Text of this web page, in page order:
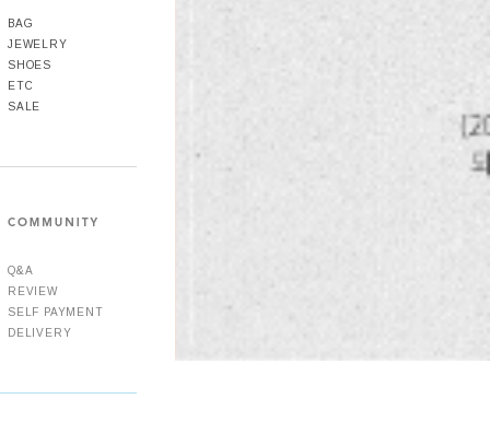
BAG
JEWELRY
SHOES
ETC
SALE
Q&A
REVIEW
SELF PAYMENT
DELIVERY